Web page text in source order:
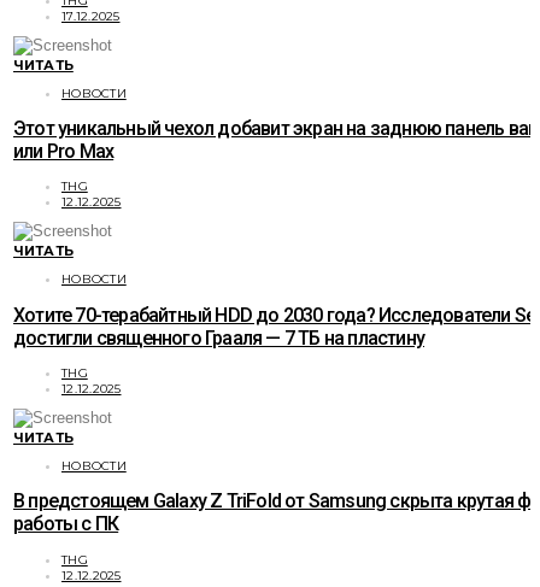
17.12.2025
ЧИТАТЬ
НОВОСТИ
Этот уникальный чехол добавит экран на заднюю панель
или Pro Max
THG
12.12.2025
ЧИТАТЬ
НОВОСТИ
Хотите 70-терабайтный HDD до 2030 года? Исследователи
достигли священного Грааля — 7 ТБ на пластину
THG
12.12.2025
ЧИТАТЬ
НОВОСТИ
В предстоящем Galaxy Z TriFold от Samsung скрыта крутая
работы с ПК
THG
12.12.2025